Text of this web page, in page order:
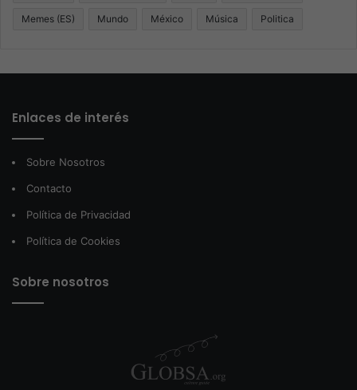
Memes (ES) Mundo México Música Politica
Enlaces de interés
Sobre Nosotros
Contacto
Política de Privacidad
Política de Cookies
Sobre nosotros